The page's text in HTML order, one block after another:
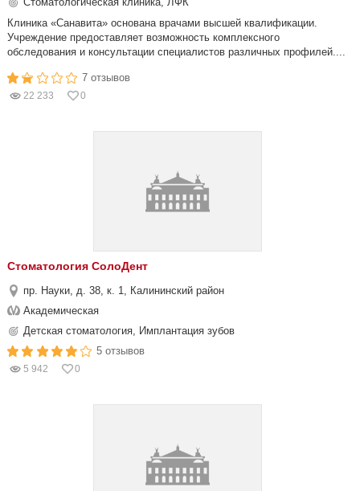
Клиника «Санавита» основана врачами высшей квалификации.
Учреждение предоставляет возможность комплексного
обследования и консультации специалистов различных профилей....
7 отзывов
22 233 0
Стоматология СолоДент
пр. Науки, д. 38, к. 1, Калининский район
Академическая
Детская стоматология, Имплантация зубов
5 отзывов
5 942 0